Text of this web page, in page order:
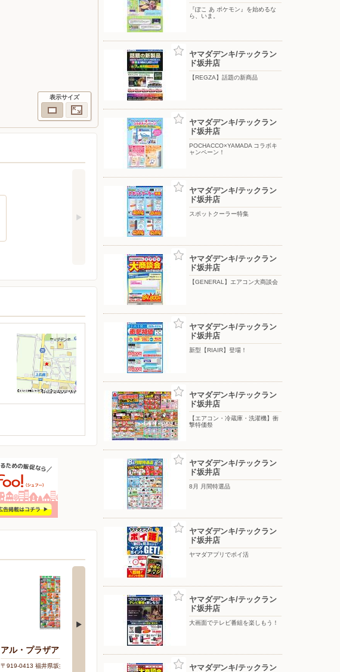
表示サイズ
アル・プラザアミ
〒919-0413 福井県坂井市春江町随応寺第16-11 〒910-0233 福井県坂井市丸岡町東陽2-33
『ぽこ あ ポケモン』を始めるな
ら、いま。
ヤマダデンキ/テックラン
ド坂井店
【REGZA】話題の新商品
ヤマダデンキ/テックラン
ド坂井店
POCHACCO×YAMADA コラボキ
ャンペーン！
ヤマダデンキ/テックラン
ド坂井店
スポットクーラー特集
ヤマダデンキ/テックラン
ド坂井店
【GENERAL】エアコン大商談会
ヤマダデンキ/テックラン
ド坂井店
新型【RIAIR】登場！
ヤマダデンキ/テックラン
ド坂井店
【エアコン・冷蔵庫・洗濯機】衝
撃特価祭
ヤマダデンキ/テックラン
ド坂井店
8月 月間特選品
ヤマダデンキ/テックラン
ド坂井店
ヤマダアプリでポイ活
ヤマダデンキ/テックラン
ド坂井店
大画面でテレビ番組を楽しもう！
ヤマダデンキ/テックラン